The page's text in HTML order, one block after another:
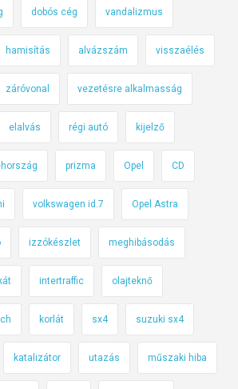
dobós cég vandalizmus
hamisítás alvázszám visszaélés
záróvonal vezetésre alkalmasság
elalvás régi autó kijelző
prizma Opel CD
volkswagen id.7 Opel Astra
izzókészlet meghibásodás
intertraffic olajteknő
korlát sx4 suzuki sx4
katalizátor utazás műszaki hiba